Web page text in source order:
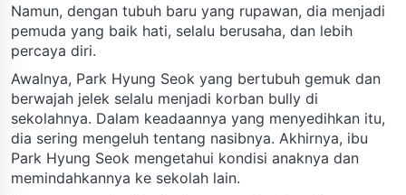
Namun, dengan tubuh baru yang rupawan, dia menjadi
pemuda yang baik hati, selalu berusaha, dan lebih
percaya diri.
Awalnya, Park Hyung Seok yang bertubuh gemuk dan
berwajah jelek selalu menjadi korban bully di
sekolahnya. Dalam keadaannya yang menyedihkan itu,
dia sering mengeluh tentang nasibnya. Akhirnya, ibu
Park Hyung Seok mengetahui kondisi anaknya dan
memindahkannya ke sekolah lain.